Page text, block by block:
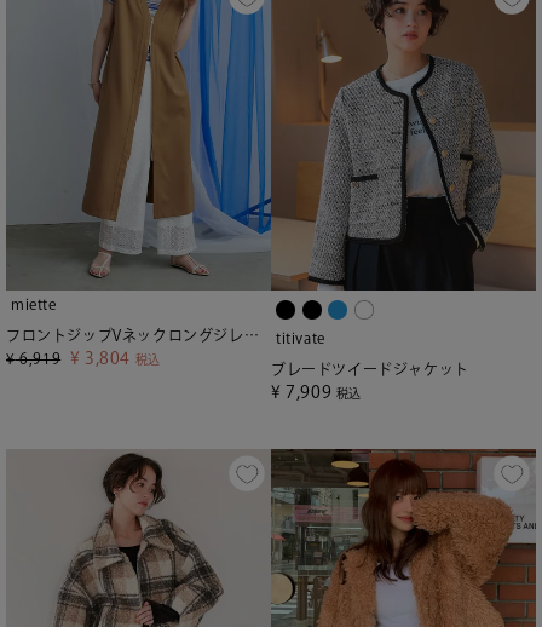
miette
フロントジップVネックロングジレ【miette ミエット】
¥ 6,919 ¥ 3,804 税込
titivate
ブレードツイードジャケット
¥ 7,909 税込